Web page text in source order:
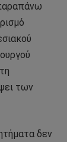
των
δεν